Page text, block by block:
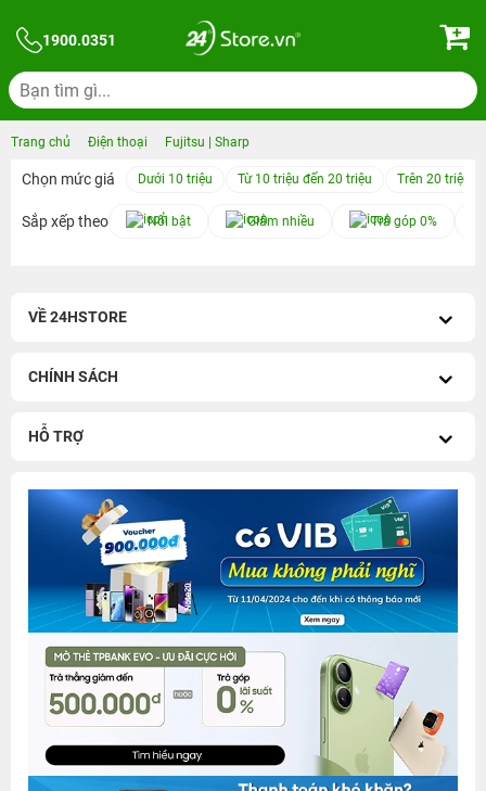
1900.0351
Trang chủ Điện thoại Fujitsu | Sharp
Chọn mức giá Dưới 10 triệu Từ 10 triệu đến 20 triệu Trên 20 triệu
Sắp xếp theo Nổi bật Giảm nhiều Trả góp 0%
VỀ 24HSTORE
CHÍNH SÁCH
HỖ TRỢ